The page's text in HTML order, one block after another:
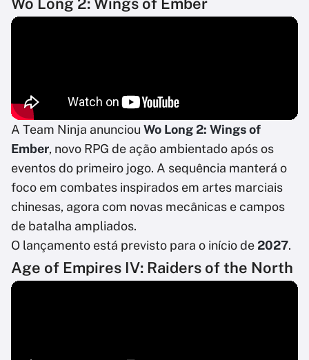
Wo Long 2: Wings of Ember
A Team Ninja anunciou Wo Long 2: Wings of
Ember, novo RPG de ação ambientado após os
eventos do primeiro jogo. A sequência manterá o
foco em combates inspirados em artes marciais
chinesas, agora com novas mecânicas e campos
de batalha ampliados.
O lançamento está previsto para o início de2027.
Age of Empires IV: Raiders of the North